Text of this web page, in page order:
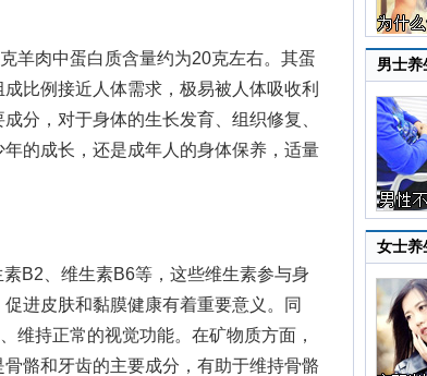
肉中蛋白质含量约为20克左右。其蛋
比例接近人体需求，极易被人体吸收利
分，对于身体的生长发育、组织修复、
的成长，还是成年人的身体保养，适量
、维生素B6等，这些维生素参与身
进皮肤和黏膜健康有着重要意义。同
维持正常的视觉功能。在矿物质方面，
骼和牙齿的主要成分，有助于维持骨骼
男士养
女士养